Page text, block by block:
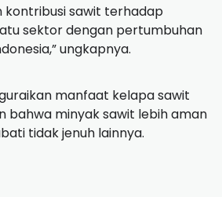
kontribusi sawit terhadap
sektor dengan pertumbuhan
ungkapnya.
manfaat kelapa sawit
bahwa minyak sawit lebih aman
tidak jenuh lainnya.